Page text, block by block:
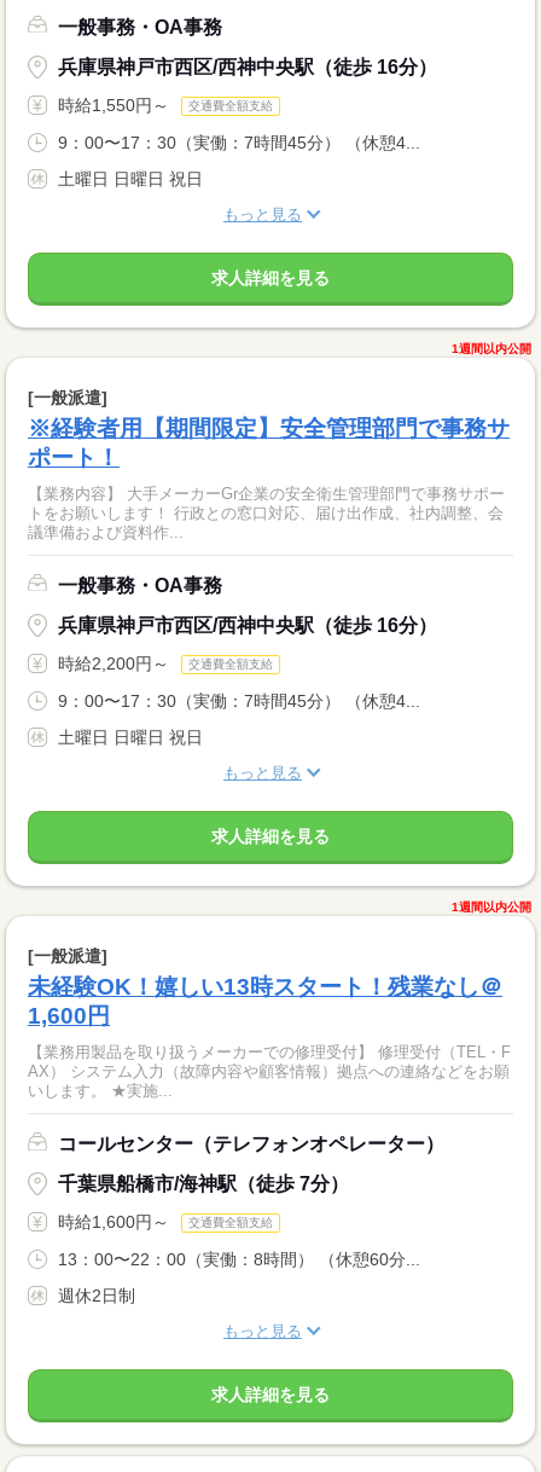
一般事務・OA事務
兵庫県神戸市西区/西神中央駅（徒歩 16分）
時給1,550円～ 交通費全額支給
9：00〜17：30（実働：7時間45分） （休憩4...
土曜日 日曜日 祝日
もっと見る
求人詳細を見る
1週間以内公開
[一般派遣]
※経験者用【期間限定】安全管理部門で事務サ
ポート！
【業務内容】 大手メーカーGr企業の安全衛生管理部門で事務サポー
トをお願いします！ 行政との窓口対応、届け出作成、社内調整、会
議準備および資料作...
一般事務・OA事務
兵庫県神戸市西区/西神中央駅（徒歩 16分）
時給2,200円～ 交通費全額支給
9：00〜17：30（実働：7時間45分） （休憩4...
土曜日 日曜日 祝日
もっと見る
求人詳細を見る
1週間以内公開
[一般派遣]
未経験OK！嬉しい13時スタート！残業なし＠
1,600円
【業務用製品を取り扱うメーカーでの修理受付】 修理受付（TEL・F
AX） システム入力（故障内容や顧客情報）拠点への連絡などをお願
いします。 ★実施...
コールセンター（テレフォンオペレーター）
千葉県船橋市/海神駅（徒歩 7分）
時給1,600円～ 交通費全額支給
13：00〜22：00（実働：8時間） （休憩60分...
週休2日制
もっと見る
求人詳細を見る